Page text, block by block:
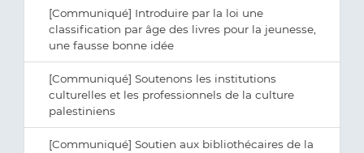
[Communiqué] Introduire par la loi une
classification par âge des livres pour la jeunesse,
une fausse bonne idée
[Communiqué] Soutenons les institutions
culturelles et les professionnels de la culture
palestiniens
[Communiqué] Soutien aux bibliothécaires de la